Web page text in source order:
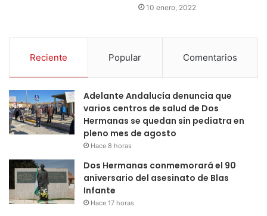
10 enero, 2022
Reciente Popular Comentarios
Adelante Andalucía denuncia que
varios centros de salud de Dos
Hermanas se quedan sin pediatra en
pleno mes de agosto
Hace 8 horas
Dos Hermanas conmemorará el 90
aniversario del asesinato de Blas
Infante
Hace 17 horas